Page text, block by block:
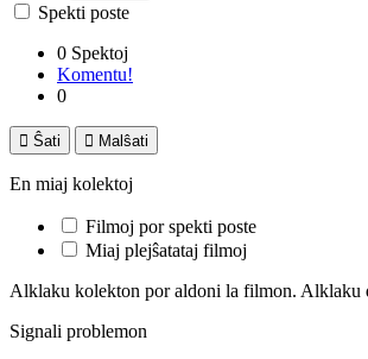
Spekti poste
0 Spektoj
Komentu!
0
 Ŝati  Malŝati
En miaj kolektoj
Filmoj por spekti poste
Miaj plejŝatataj filmoj
Alklaku kolekton por aldoni la filmon. Alklaku
Signali problemon